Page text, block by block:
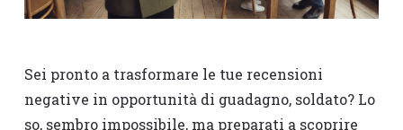
Sei pronto a trasformare le tue recensioni
negative in opportunità di guadagno, soldato? Lo
so, sembro impossibile, ma preparati a scoprire